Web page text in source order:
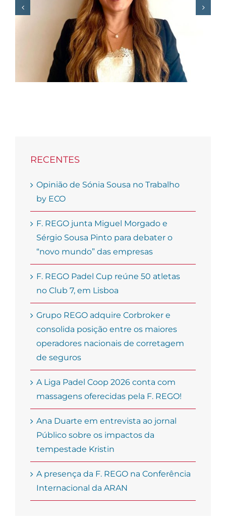
Sousa Pinto para
debater o “novo
mundo” das empresas
RECENTES
Opinião de Sónia Sousa no Trabalho
by ECO
F. REGO junta Miguel Morgado e
Sérgio Sousa Pinto para debater o
“novo mundo” das empresas
F. REGO Padel Cup reúne 50 atletas
no Club 7, em Lisboa
Grupo REGO adquire Corbroker e
consolida posição entre os maiores
operadores nacionais de corretagem
de seguros
A Liga Padel Coop 2026 conta com
massagens oferecidas pela F. REGO!
Ana Duarte em entrevista ao jornal
Público sobre os impactos da
tempestade Kristin
A presença da F. REGO na Conferência
Internacional da ARAN